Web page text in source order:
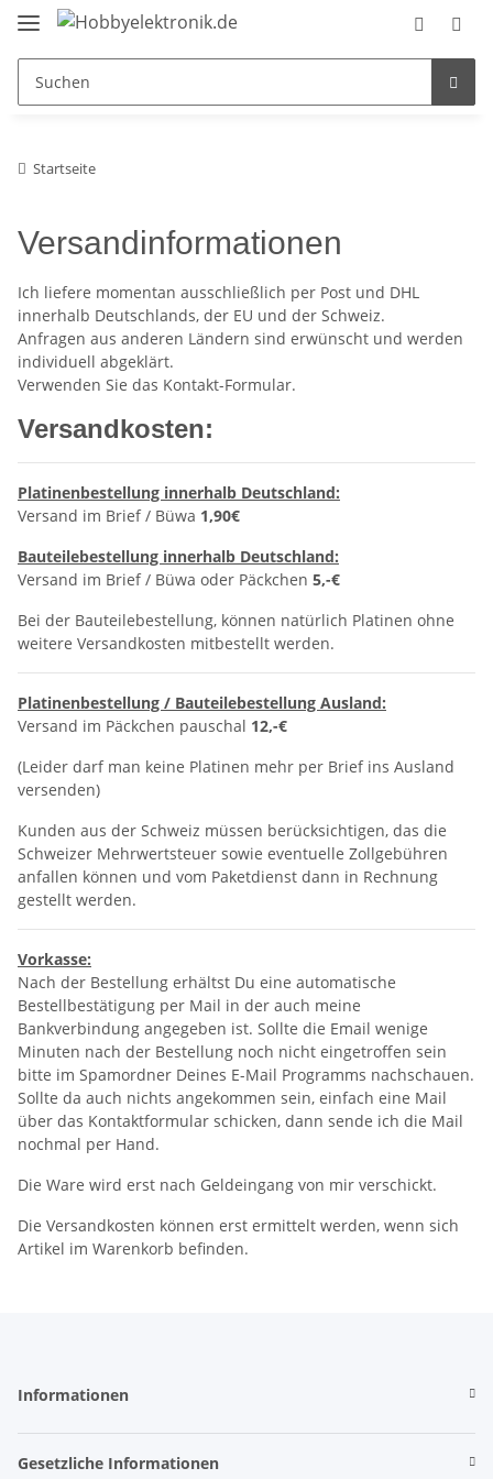
Startseite
Versandinformationen
Ich liefere momentan ausschließlich per Post und DHL
innerhalb Deutschlands, der EU und der Schweiz.
Anfragen aus anderen Ländern sind erwünscht und werden
individuell abgeklärt.
Verwenden Sie das Kontakt-Formular.
Versandkosten:
Platinenbestellung innerhalb Deutschland:
Versand im Brief / Büwa 1,90€
Bauteilebestellung innerhalb Deutschland:
Versand im Brief / Büwa oder Päckchen 5,-€
Bei der Bauteilebestellung, können natürlich Platinen ohne
weitere Versandkosten mitbestellt werden.
Platinenbestellung / Bauteilebestellung Ausland:
Versand im Päckchen pauschal 12,-€
(Leider darf man keine Platinen mehr per Brief ins Ausland
versenden)
Kunden aus der Schweiz müssen berücksichtigen, das die
Schweizer Mehrwertsteuer sowie eventuelle Zollgebühren
anfallen können und vom Paketdienst dann in Rechnung
gestellt werden.
Vorkasse:
Nach der Bestellung erhältst Du eine automatische
Bestellbestätigung per Mail in der auch meine
Bankverbindung angegeben ist. Sollte die Email wenige
Minuten nach der Bestellung noch nicht eingetroffen sein
bitte im Spamordner Deines E-Mail Programms nachschauen.
Sollte da auch nichts angekommen sein, einfach eine Mail
über das Kontaktformular schicken, dann sende ich die Mail
nochmal per Hand.
Die Ware wird erst nach Geldeingang von mir verschickt.
Die Versandkosten können erst ermittelt werden, wenn sich
Artikel im Warenkorb befinden.
Informationen
Gesetzliche Informationen